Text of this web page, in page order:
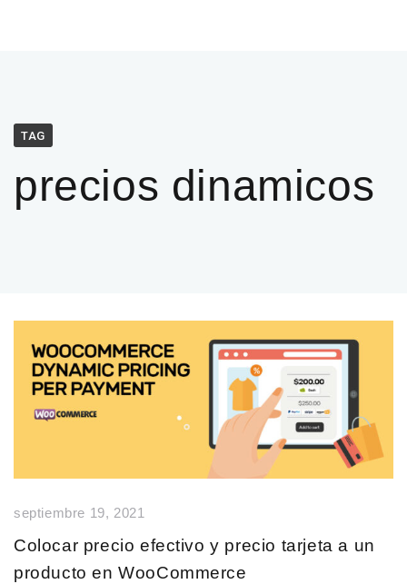
TAG
precios dinamicos
septiembre 19, 2021
Colocar precio efectivo y precio tarjeta a un
producto en WooCommerce